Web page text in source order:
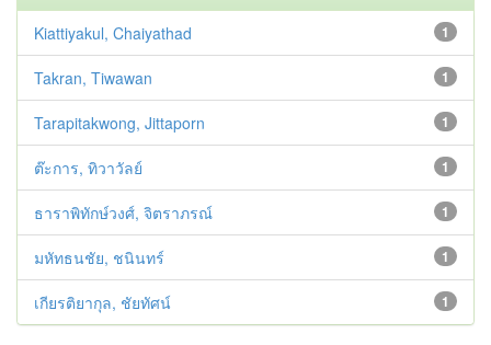
1
Kiattiyakul, Chaiyathad
1
Takran, Tiwawan
1
Tarapitakwong, Jittaporn
1
ต๊ะการ, ทิวาวัลย์
1
ธาราพิทักษ์วงศ์, จิตราภรณ์
1
มหัทธนชัย, ชนินทร์
1
เกียรติยากุล, ชัยทัศน์